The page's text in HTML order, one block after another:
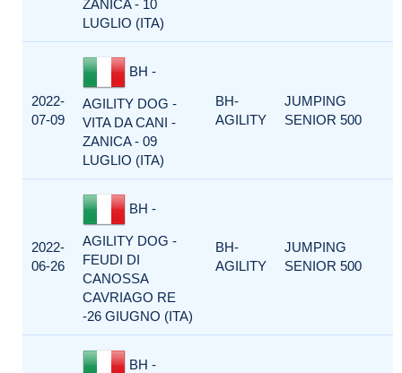
ZANICA - 10
LUGLIO (ITA)
2022-
07-09
BH -
AGILITY DOG -
VITA DA CANI -
ZANICA - 09
LUGLIO (ITA)
BH-
AGILITY
JUMPING
SENIOR 500
2022-
06-26
BH -
AGILITY DOG -
FEUDI DI
CANOSSA
CAVRIAGO RE
-26 GIUGNO (ITA)
BH-
AGILITY
JUMPING
SENIOR 500
BH -